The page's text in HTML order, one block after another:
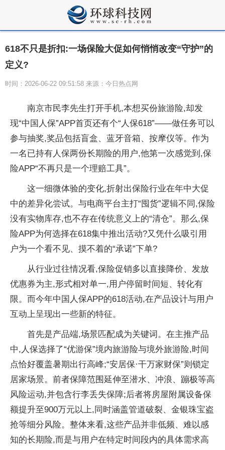
618不只是折扣:一场保险大促如何悄悄改变“守护”的
定义?
时间：2026-06-22 09:51:58 来源：今日热点网
南京市民李先生打开手机,本想买份旅游险,却发
现“中国人保”APP首页还有个“人保618”——做任务可以
参与抽奖,奖品包括盲盒、蓝牙音箱、按摩仪等。作为
一名已持有人保两份长期险的用户,他第一次感觉到,保
险APP“不再只是一个理赔工具”。
这一细微体验的变化,折射出保险行业在年中大促
中的差异化尝试。与电商平台主打“囤货”逻辑不同,保险
没有实物库存,也不存在传统意义上的“清仓”。那么,保
险APP为何选择在618集中推出活动?又凭什么吸引用
户为一个看不见、摸不着的“承诺”下单?
从行业过往情况看,保险促销多以直接降价、发放
优惠券为主,形式相对单一,用户停留时间短、转化有
限。而今年中国人保APP的618活动,在产品设计与用户
互动上呈现出一些新的特征。
首先是产品端,场景匹配成为关键词。在主推产品
中,人保选择了“优游保”境内旅游险与境外旅游险,时间
点恰好覆盖暑期出行高峰;“安居保·干万家财保”则锁定
居家场景。前者保障范围延伸至潜水、冲浪、蹦极等高
风险运动,并包含行李丢失保障;后者将房屋附属设备保
额提升至900万元以上,同时涵盖管道破裂、金银珠宝盗
抢等细分风险。整体来看,这些产品并非低频、难以感
知的长期险,而是与用户在特定时间段内的具体需求高